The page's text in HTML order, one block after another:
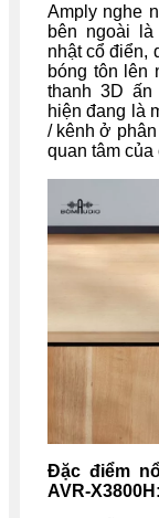
Amply nghe
bên ngoài
nhật cổ điển,
bóng tôn lên
thanh 3D ấn
hiện đang là
/ kênh ở
quan tâm
Đặc điểm
AVR-X3800H: